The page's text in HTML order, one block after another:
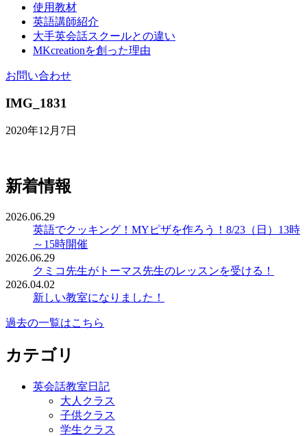
使用教材
英語講師紹介
大手英会話スクールとの違い
MKcreationを創った理由
お問い合わせ
IMG_1831
2020年12月7日
新着情報
2026.06.29
英語でクッキング！MYピザを作ろう！8/23（日）13時
～15時開催
2026.06.29
クミコ先生がトーマス先生のレッスンを受ける！
2026.04.02
新しい教室になりました！
過去の一覧はこちら
カテゴリ
英会話教室日記
大人クラス
子供クラス
学生クラス